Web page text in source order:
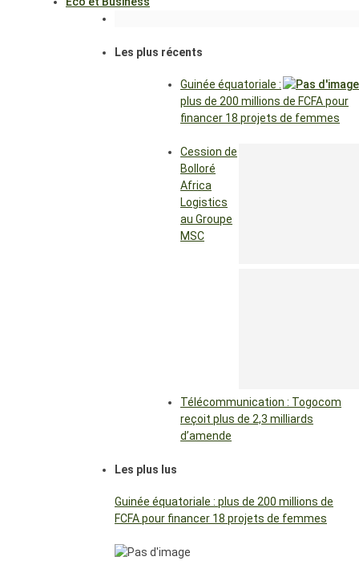
Les plus récents
Guinée équatoriale :
plus de 200 millions de FCFA pour
financer 18 projets de femmes
Cession de
Bolloré
Africa
Logistics
au Groupe
MSC
Télécommunication : Togocom
reçoit plus de 2,3 milliards
d’amende
Les plus lus
Guinée équatoriale : plus de 200 millions de
FCFA pour financer 18 projets de femmes